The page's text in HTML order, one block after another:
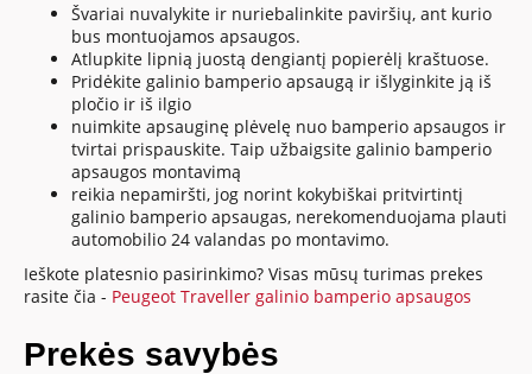
Švariai nuvalykite ir nuriebalinkite paviršių, ant kurio
bus montuojamos apsaugos.
Atlupkite lipnią juostą dengiantį popierėlį kraštuose.
Pridėkite galinio bamperio apsaugą ir išlyginkite ją iš
pločio ir iš ilgio
nuimkite apsauginę plėvelę nuo bamperio apsaugos ir
tvirtai prispauskite. Taip užbaigsite galinio bamperio
apsaugos montavimą
reikia nepamiršti, jog norint kokybiškai pritvirtintį
galinio bamperio apsaugas, nerekomenduojama plauti
automobilio 24 valandas po montavimo.
Ieškote platesnio pasirinkimo? Visas mūsų turimas prekes
rasite čia - Peugeot Traveller galinio bamperio apsaugos
Prekės savybės